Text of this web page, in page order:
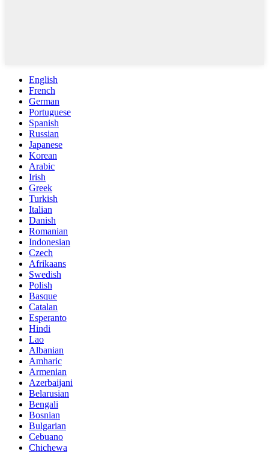
English
French
German
Portuguese
Spanish
Russian
Japanese
Korean
Arabic
Irish
Greek
Turkish
Italian
Danish
Romanian
Indonesian
Czech
Afrikaans
Swedish
Polish
Basque
Catalan
Esperanto
Hindi
Lao
Albanian
Amharic
Armenian
Azerbaijani
Belarusian
Bengali
Bosnian
Bulgarian
Cebuano
Chichewa